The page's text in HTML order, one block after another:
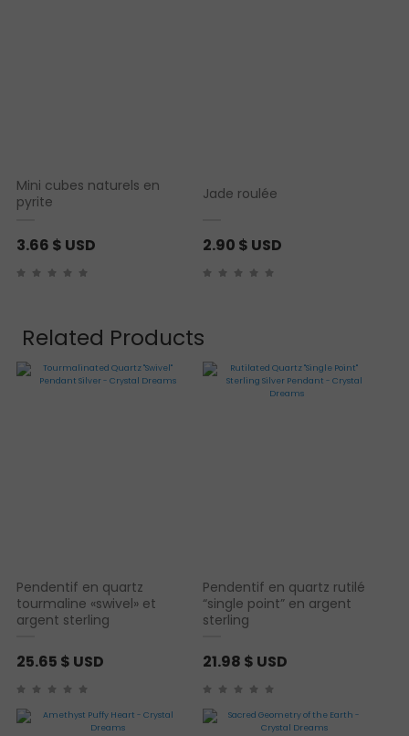
Mini cubes naturels en
pyrite
3.66 $ USD
Jade roulée
2.90 $ USD
Related Products
Pendentif en quartz
tourmaline «swivel» et
argent sterling
25.65 $ USD
Pendentif en quartz rutilé
“single point” en argent
sterling
21.98 $ USD